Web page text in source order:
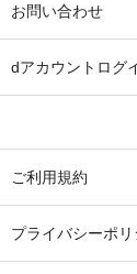
お問い合わせ
dアカウントログ
ご利用規約
プライバシーポリ